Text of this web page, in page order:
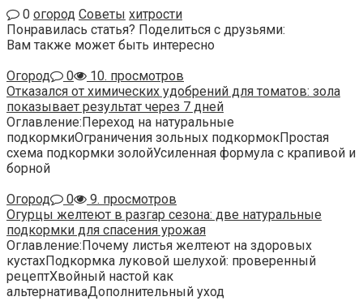
0 огород Советы хитрости
Понравилась статья? Поделиться с друзьями:
Вам также может быть интересно
Огород
0
10. просмотров
Отказался от химических удобрений для томатов: зола
показывает результат через 7 дней
Оглавление:Переход на натуральные
подкормкиОграничения зольных подкормокПростая
схема подкормки золойУсиленная формула с крапивой и
борной
Огород
0
9. просмотров
Огурцы желтеют в разгар сезона: две натуральные
подкормки для спасения урожая
Оглавление:Почему листья желтеют на здоровых
кустахПодкормка луковой шелухой: проверенный
рецептХвойный настой как
альтернативаДополнительный уход